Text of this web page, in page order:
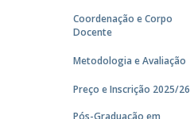
Coordenação e Corpo
Docente
Metodologia e Avaliação
Preço e Inscrição 2025/26
Pós-Graduação em